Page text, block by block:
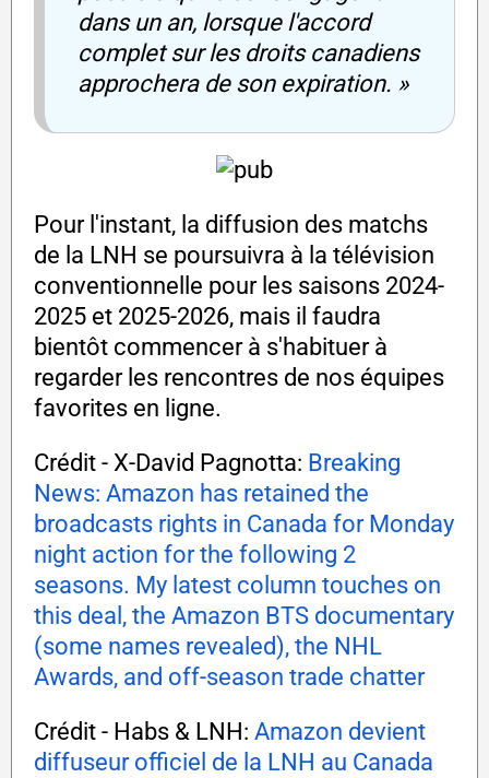
dans un an, lorsque l'accord
complet sur les droits canadiens
approchera de son expiration. »
Pour l'instant, la diffusion des matchs
de la LNH se poursuivra à la télévision
conventionnelle pour les saisons 2024-
2025 et 2025-2026, mais il faudra
bientôt commencer à s'habituer à
regarder les rencontres de nos équipes
favorites en ligne.
Crédit - X-David Pagnotta: Breaking
News: Amazon has retained the
broadcasts rights in Canada for Monday
night action for the following 2
seasons. My latest column touches on
this deal, the Amazon BTS documentary
(some names revealed), the NHL
Awards, and off-season trade chatter
Crédit - Habs & LNH: Amazon devient
diffuseur officiel de la LNH au Canada